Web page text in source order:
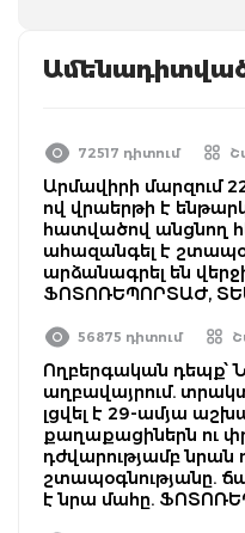
72517 դիտում
Արմավիրի մարզում
ով վրաերթի է
հատվածով անցնող
ահազանգել է
արձանագրել են
ՖՈՏՈՌԵՊՈՐՏԱԺ,
56875 դիտում
Ողբերգական դեպք՝
աղբավայրում.
լցվել է 29-ամյա
քաղաքացիներն ու
դժվարությամբ նրան
շտապօգնությանը.
է նրա մահը.